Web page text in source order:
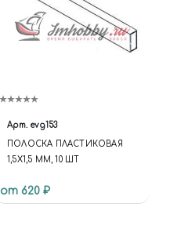
Арт. evg153
ПОЛОСКА ПЛАСТИКОВАЯ
1,5Х1,5 ММ, 10 ШТ
от 620 ₽